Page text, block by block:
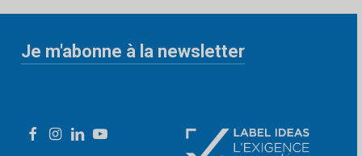
Je m'abonne à la newsletter